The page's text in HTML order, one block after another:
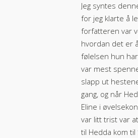
Jeg syntes
for jeg klarte å
forfatteren var
hvordan det er
følelsen hun
var mest
slapp ut
gang, og når
Eline i
var litt trist var
til Hedda kom